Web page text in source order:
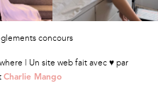
concours
| Un site web fait avec ♥ par
Charlie Mango